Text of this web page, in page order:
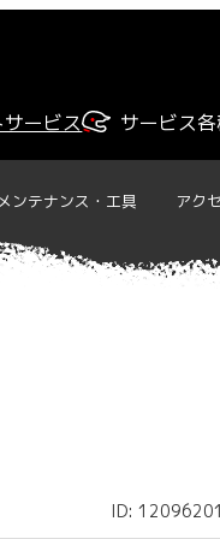
サービス サービス
ンテナンス・工具 アク
ID: 12096